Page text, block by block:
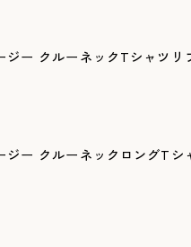
ジー クルーネックTシャツリ
ジー クルーネックロングTシ